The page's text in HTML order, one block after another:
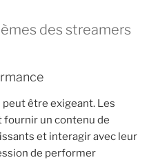
des streamers
être exigeant. Les
un contenu de
et interagir avec leur
de performer